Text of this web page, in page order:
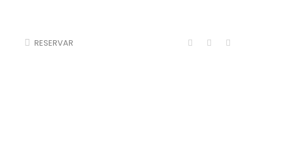
RESERVAR